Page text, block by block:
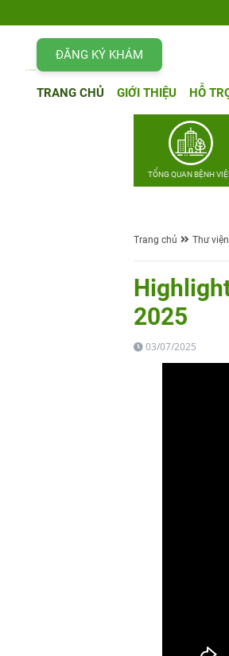
ĐĂNG KÝ KHÁM
TRANG CHỦ GIỚI THIỆU HỖ
TỔNG QUAN BỆNH
Trang chủ Thư
2025
03/07/2025